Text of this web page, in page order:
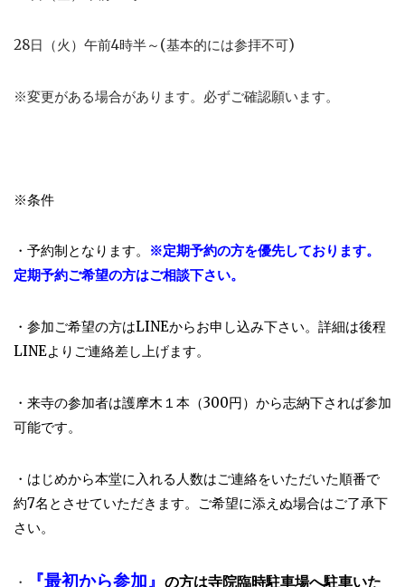
28日（火）午前4時半～(基本的には参拝不可)
※変更がある場合があります。必ずご確認願います。
※条件
・予約制となります。
※定期予約の方を優先しております。
定期予約ご希望の方はご相談下さい。
・参加ご希望の方はLINEからお申し込み下さい。詳細は後程
LINEよりご連絡差し上げます。
・来寺の参加者は護摩木１本（300円）から志納下されば参加
可能です。
・はじめから本堂に入れる人数はご連絡をいただいた順番で
約7名とさせていただきます。ご希望に添えぬ場合はご了承下
さい。
・ 『最初から参加』 の方は寺院臨時駐車場へ駐車いた